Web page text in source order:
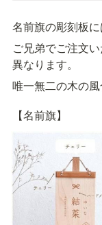
名前旗の彫刻板に
ご兄弟でご注文
異なります。
唯一無二の木の風
【名前旗】